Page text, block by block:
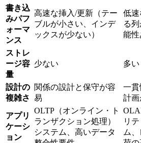
書き込
みパフ
ォーマ
ンス
高速な挿入/更新（テー
ブルが小さい、インデ
ックスが少ない）
低速
る
能性
ストレ
ージ容
量
少ない 多い
設計の
複雑さ
関係の設計と保守が容
易
一
計
アプリ
ケーシ
ョン
OLTP（オンライン・ト
ランザクション処理）
システム、高いデータ
リ
ム